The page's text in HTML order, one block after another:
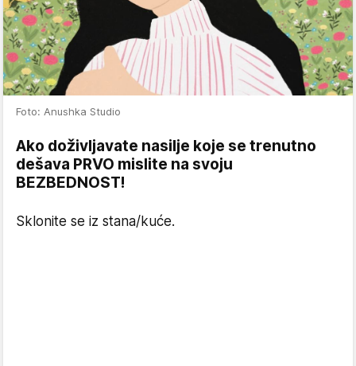
Foto: Anushka Studio
Ako doživljavate nasilje koje se trenutno
dešava PRVO mislite na svoju
BEZBEDNOST!
Sklonite se iz stana/kuće.